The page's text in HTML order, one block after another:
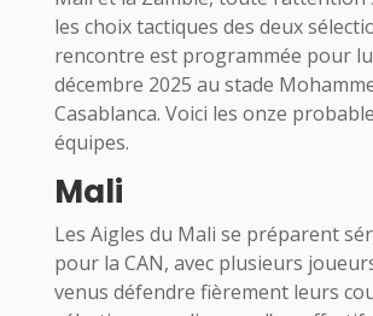
les choix tactiques des deux
rencontre est programmée pour
décembre 2025 au stade
Casablanca. Voici les onze
équipes.
Mali
Les Aigles du Mali se préparent
pour la CAN, avec plusieurs
venus défendre fièrement leurs